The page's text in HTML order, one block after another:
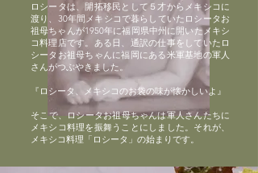
ロシータは、開拓移民として５才からメキシコに
渡り、30年間メキシコで暮らしていたロシータお
祖母ちゃんが1950年に福岡県中州に開いたメキシ
コ料理店です。ある日、通訳の仕事をしていたロ
シータお祖母ちゃんに福岡にある米軍基地の軍人
さんがつぶやきました。
『ロシータ、メキシコのお袋の味が懐かしいよ』
​そこで、ロシータお祖母ちゃんは軍人さんたちに
メキシコ料理を振舞うことにしました。それが、
メキシコ料理「ロシータ」の始まりです。